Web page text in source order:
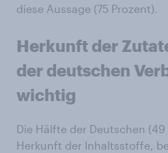
diese Aussage (75 Prozent).
Herkunft der
der deutschen
wichtig
Die Hälfte der Deutschen
Herkunft der Inhaltsstoffe,